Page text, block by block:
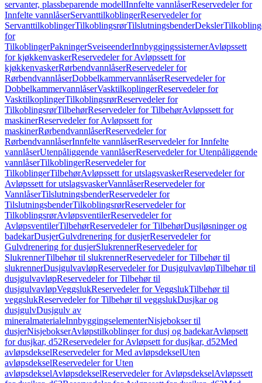
servanter, plassbeparende modellInnfelte vannlåserReservedeler for
Innfelte vannlåserServanttilkoblingerReservedeler for
ServanttilkoblingerTilkoblingsrørTilslutningsbenderDeksler
for
TilkoblingerPakningerSveiseenderInnbyggingssisternerAvløpssett
for kjøkkenvaskerReservedeler for Avløpssett for
kjøkkenvaskerRørbendvannlåserReservedeler for
RørbendvannlåserDobbelkammervannlåserReservedeler for
DobbelkammervannlåserVasktilkoplingerReservedeler for
VasktilkoplingerTilkoblingsrørReservedeler for
TilkoblingsrørTilbehørReservedeler for TilbehørAvløpssett for
maskinerReservedeler for Avløpssett for
maskinerRørbendvannlåserReservedeler for
RørbendvannlåserInnfelte vannlåserReservedeler for Innfelte
vannlåserUtenpåliggende vannlåserReservedeler for Utenpåliggende
vannlåserTilkoblingerReservedeler for
TilkoblingerTilbehørAvløpssett for utslagsvaskerReservedeler for
Avløpssett for utslagsvaskerVannlåserReservedeler for
VannlåserTilslutningsbenderReservedeler for
TilslutningsbenderTilkoblingsrørReservedeler for
TilkoblingsrørAvløpsventilerReservedeler for
AvløpsventilerTilbehørReservedeler for TilbehørDusjløsninger og
badekarDusjerGulvdrenering for dusjerReservedeler for
Gulvdrenering for dusjerSlukrennerReservedeler for
SlukrennerTilbehør til slukrennerReservedeler for Tilbehør til
slukrennerDusjgulvavløpReservedeler for DusjgulvavløpTilbehør til
dusjgulvavløpReservedeler for Tilbehør til
dusjgulvavløpVeggslukReservedeler for VeggslukTilbehør til
veggslukReservedeler for Tilbehør til veggslukDusjkar og
dusjgulvDusjgulv av
mineralmaterialeInnbyggingselementerNisjebokser til
dusjerNisjebokserAvløpstilkoblinger for dusj og badekarAvløpsett
for dusjkar, d52Reservedeler for Avløpsett for dusjkar, d52Med
avløpsdekselReservedeler for Med avløpsdekselUten
avløpsdekselReservedeler for Uten
avløpsdekselAvløpsdekselReservedeler for AvløpsdekselAvløpssett